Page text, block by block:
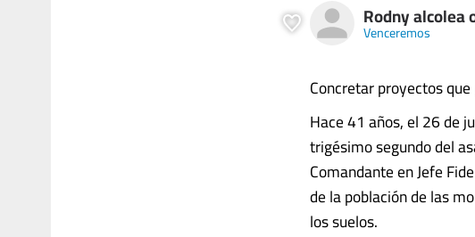
Rodny
Venceremos
Concretar proyectos
Hace 41 años, el 26 de
trigésimo segundo del
Comandante en Jefe
de la población de las
los suelos.